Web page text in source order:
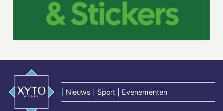
Nieuws | Sport | Evenementen